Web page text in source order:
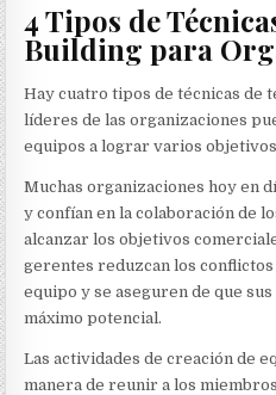
4 Tipos de
Building para
Hay cuatro tipos de técnicas de
líderes de las organizaciones
equipos a lograr varios
Muchas organizaciones hoy en
y confían en la colaboración de
alcanzar los objetivos
gerentes reduzcan los
equipo y se aseguren de que
máximo potencial.
Las actividades de creación de
manera de reunir a los